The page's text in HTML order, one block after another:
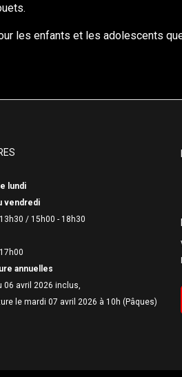
les enfants et les adolescents
lundi
vendredi
/15h00 - 18h30
annuelles
06 avril 2026 inclus,
le mardi 07 avril 2026 à 10h (Pâques)